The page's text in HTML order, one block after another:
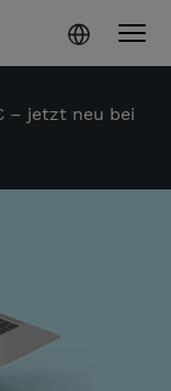
– jetzt neu bei